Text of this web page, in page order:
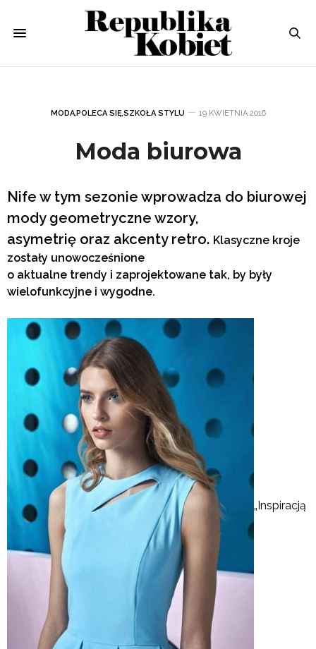
MODA,POLECA SIĘ,SZKOŁA STYLU 19 KWIETNIA 2016
Moda biurowa
Nife w tym sezonie wprowadza do biurowej
mody geometryczne wzory,
asymetrię oraz akcenty retro. Klasyczne kroje
zostały unowocześnione
o aktualne trendy i zaprojektowane tak, by były
wielofunkcyjne i wygodne.
„Inspiracją